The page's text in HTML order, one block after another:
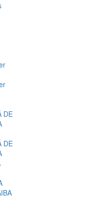
DE
DE